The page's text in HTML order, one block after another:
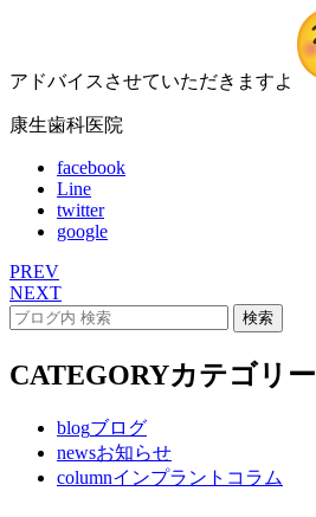
アドバイスさせていただきますよ
康生歯科医院
facebook
Line
twitter
google
PREV
NEXT
CATEGORYカテゴリー
blogブログ
newsお知らせ
columnインプラントコラム